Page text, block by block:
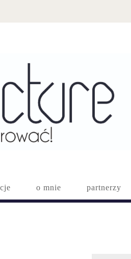
o mnie partnerzy